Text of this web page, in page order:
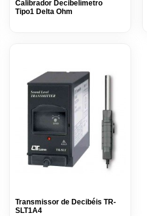
Calibrador Decibelímetro
Tipo1 Delta Ohm
Transmissor de Decibéis TR-
SLT1A4